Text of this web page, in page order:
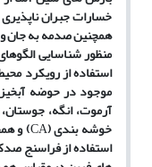
خسارات جبران ناپذیری
همچنین صدمه به جان و
منظور شناسایی
استفاده از رویکرد
موجود در حوضه آبخیز
آرموت، انگه،
خوشه بندی (CA) و
استفاده از فراسنج